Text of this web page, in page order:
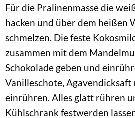
Für die Pralinenmasse die
hacken und über dem heißen
schmelzen. Die feste
zusammen mit dem
Schokolade geben und
Vanilleschote, Agavendicksaft
einrühren. Alles glatt rühren
Kühlschrank festwerden